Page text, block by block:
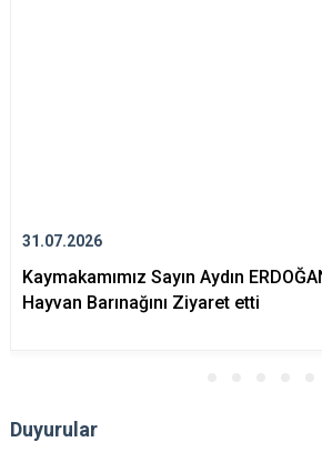
31.07.2026
Kaymakamımız Sayın Aydın
Hayvan Barınağını Ziyaret etti
Duyurular